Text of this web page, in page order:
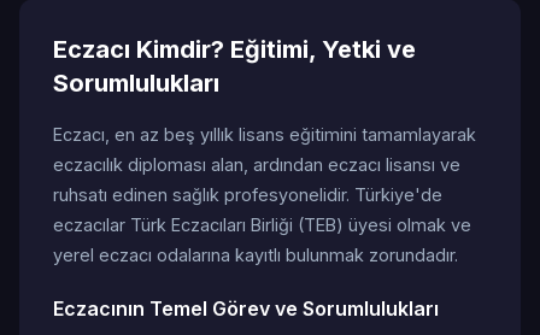
Eczacı Kimdir? Eğitimi, Yetki ve
Sorumlulukları
Eczacı, en az beş yıllık lisans eğitimini tamamlayarak
eczacılık diploması alan, ardından eczacı lisansı ve
ruhsatı edinen sağlık profesyonelidir. Türkiye'de
eczacılar Türk Eczacıları Birliği (TEB) üyesi olmak ve
yerel eczacı odalarına kayıtlı bulunmak zorundadır.
Eczacının Temel Görev ve Sorumlulukları